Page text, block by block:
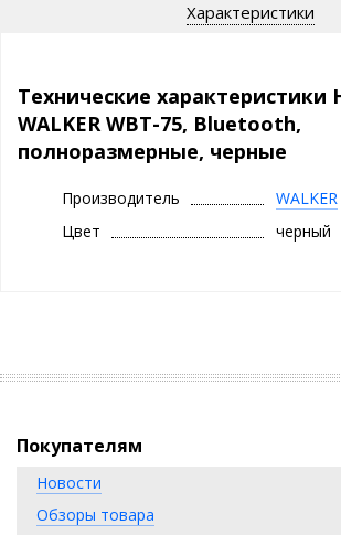
Характеристики
Технические характеристики
WALKER WBT-75, Bluetooth,
полноразмерные, черные
Производитель
WALKER
Цвет
черный
Покупателям
Новости
Обзоры товара